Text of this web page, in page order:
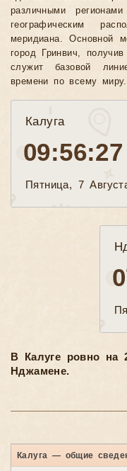
различными
географическим
меридиана. Основной
город Гринвич,
служит базовой
времени по всему миру.
Калуга
09:56:28
Пятница, 7
В Калуге ровно
Нджамене.
Калуга — общие